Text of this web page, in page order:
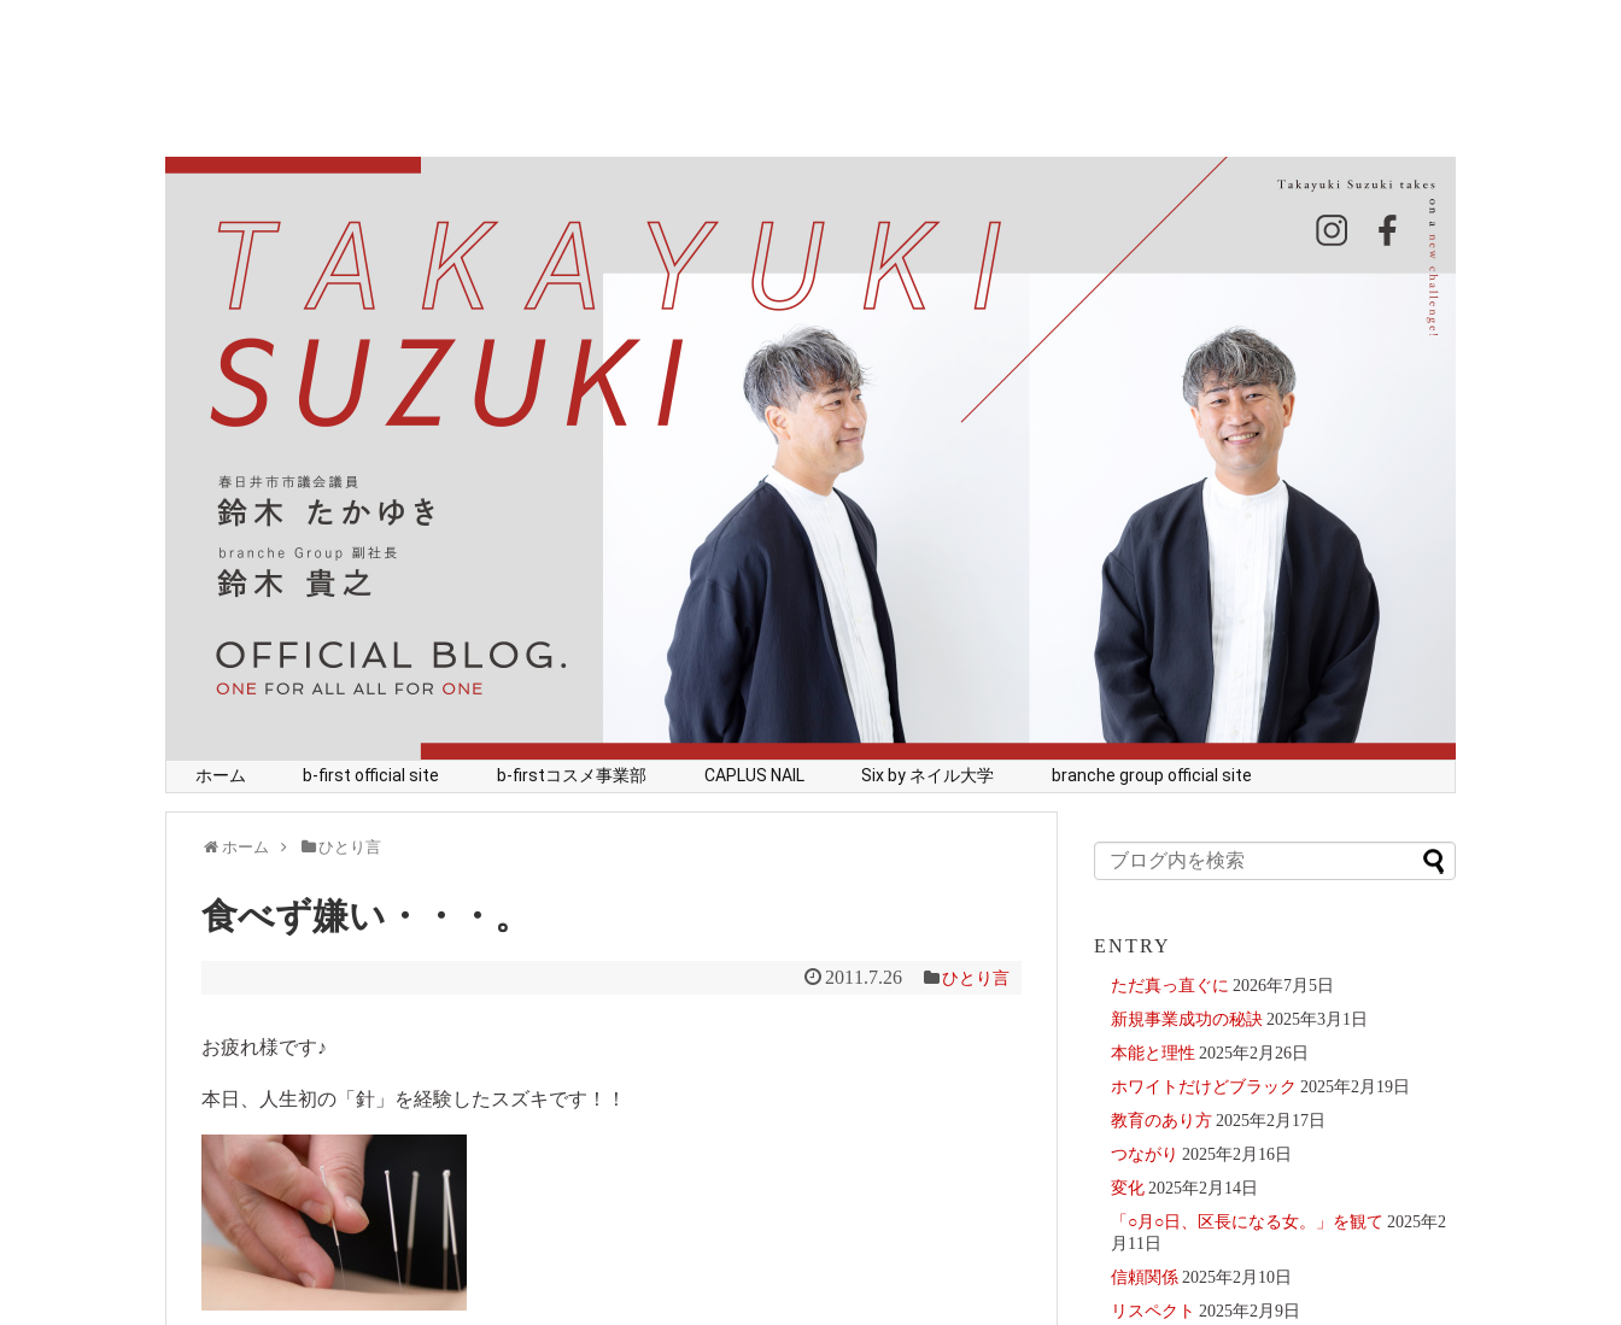
ホーム b-first official site b-firstコスメ事業部 CAPLUS NAIL Six by ネイル大学 branche group official site
ホーム ひとり言
食べず嫌い・・・。
2011.7.26 ひとり言
お疲れ様です♪
本日、人生初の「針」を経験したスズキです！！
ENTRY
ただ真っ直ぐに 2026年7月5日
新規事業成功の秘訣 2025年3月1日
本能と理性 2025年2月26日
ホワイトだけどブラック 2025年2月19日
教育のあり方 2025年2月17日
つながり 2025年2月16日
変化 2025年2月14日
「○月○日、区長になる女。」を観て 2025年2
月11日
信頼関係 2025年2月10日
リスペクト 2025年2月9日